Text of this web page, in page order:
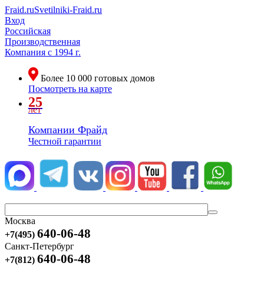
Fraid.ruSvetilniki-Fraid.ru
Вход
Российская
Производственная
Компания с 1994 г.
Более 10 000 готовых домов
Посмотреть на карте
25
лет
Компании Фрайд
Честной гарантии
Москва
+7(495) 640-06-48
Санкт-Петербург
+7(812) 640-06-48